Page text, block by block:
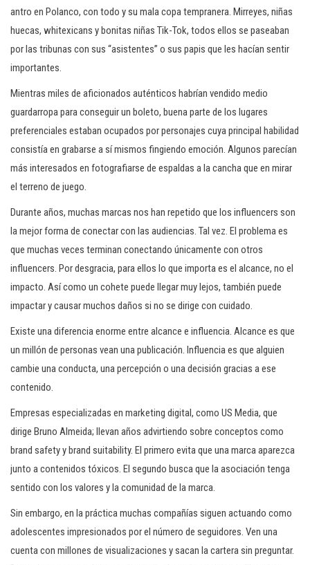
antro en Polanco, con todo y su mala copa tempranera. Mirreyes, niñas
huecas, whitexicans y bonitas niñas Tik-Tok, todos ellos se paseaban
por las tribunas con sus “asistentes” o sus papis que les hacían sentir
importantes.
Mientras miles de aficionados auténticos habrían vendido medio
guardarropa para conseguir un boleto, buena parte de los lugares
preferenciales estaban ocupados por personajes cuya principal habilidad
consistía en grabarse a sí mismos fingiendo emoción. Algunos parecían
más interesados en fotografiarse de espaldas a la cancha que en mirar
el terreno de juego.
Durante años, muchas marcas nos han repetido que los influencers son
la mejor forma de conectar con las audiencias. Tal vez. El problema es
que muchas veces terminan conectando únicamente con otros
influencers. Por desgracia, para ellos lo que importa es el alcance, no el
impacto. Así como un cohete puede llegar muy lejos, también puede
impactar y causar muchos daños si no se dirige con cuidado.
Existe una diferencia enorme entre alcance e influencia. Alcance es que
un millón de personas vean una publicación. Influencia es que alguien
cambie una conducta, una percepción o una decisión gracias a ese
contenido.
Empresas especializadas en marketing digital, como US Media, que
dirige Bruno Almeida; llevan años advirtiendo sobre conceptos como
brand safety y brand suitability. El primero evita que una marca aparezca
junto a contenidos tóxicos. El segundo busca que la asociación tenga
sentido con los valores y la comunidad de la marca.
Sin embargo, en la práctica muchas compañías siguen actuando como
adolescentes impresionados por el número de seguidores. Ven una
cuenta con millones de visualizaciones y sacan la cartera sin preguntar.